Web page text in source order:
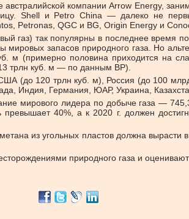
компании Arrow Energy,
Shell и Petro China — далеко не
Petronas, QGC и BG, Origin Energy и
газ) так популярны в последнее время
запасов природного газа. Но
(примерно половина приходится на
трлн куб. м — по данным BP).
(до 120 трлн куб. м), Россия (до 100
Индия, Германия, ЮАР, Украина,
мирового лидера по добыче газа —
40%, а к 2020 г. должен
из угольных пластов должна
природного газа и